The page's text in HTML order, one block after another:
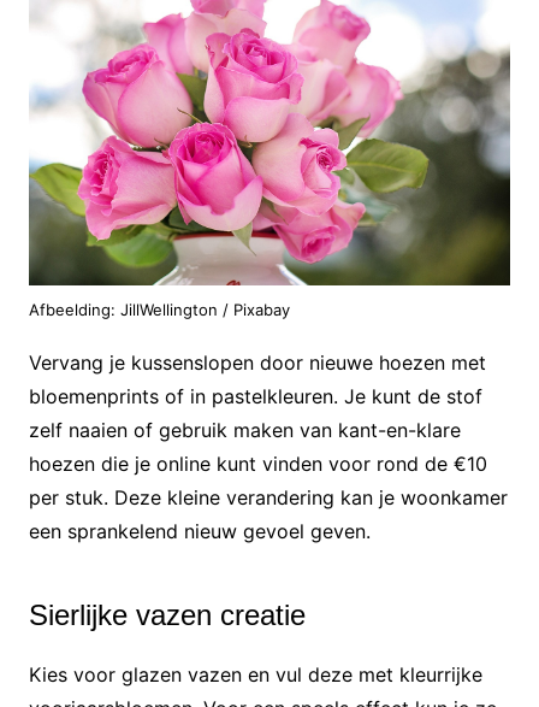
Afbeelding: JillWellington / Pixabay
Vervang je kussenslopen door nieuwe hoezen met
bloemenprints of in pastelkleuren. Je kunt de stof
zelf naaien of gebruik maken van kant-en-klare
hoezen die je online kunt vinden voor rond de €10
per stuk. Deze kleine verandering kan je woonkamer
een sprankelend nieuw gevoel geven.
Sierlijke vazen creatie
Kies voor glazen vazen en vul deze met kleurrijke